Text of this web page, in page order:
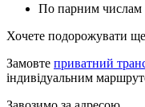
По парним числам
Хочете подорожувати
Замовте приватний
індивідуальним